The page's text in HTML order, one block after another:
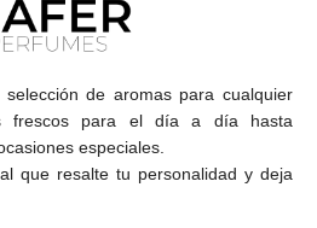
de aromas para cualquier
frescos para el día a día hasta
especiales.
que resalte tu personalidad y deja